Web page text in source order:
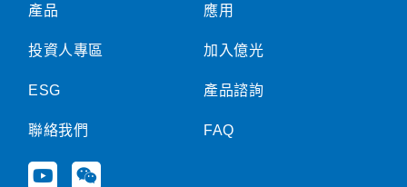
產品
投資人專區
ESG
聯絡我們
Y
W
應用
加入億光
產品諮詢
FAQ